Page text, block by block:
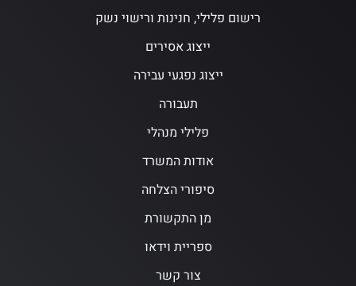
רישום פלילי, חנינות ורישוי נשק
ייצוג אסירים
ייצוג נפגעי עבירה
תעבורה
פלילי מנהלי
אודות המשרד
סיפורי הצלחה
מן התקשורת
ספריית וידאו
צור קשר